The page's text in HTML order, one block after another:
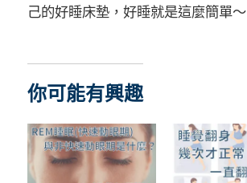
己的好睡床墊，好睡就是這麼簡單～
你可能有興趣